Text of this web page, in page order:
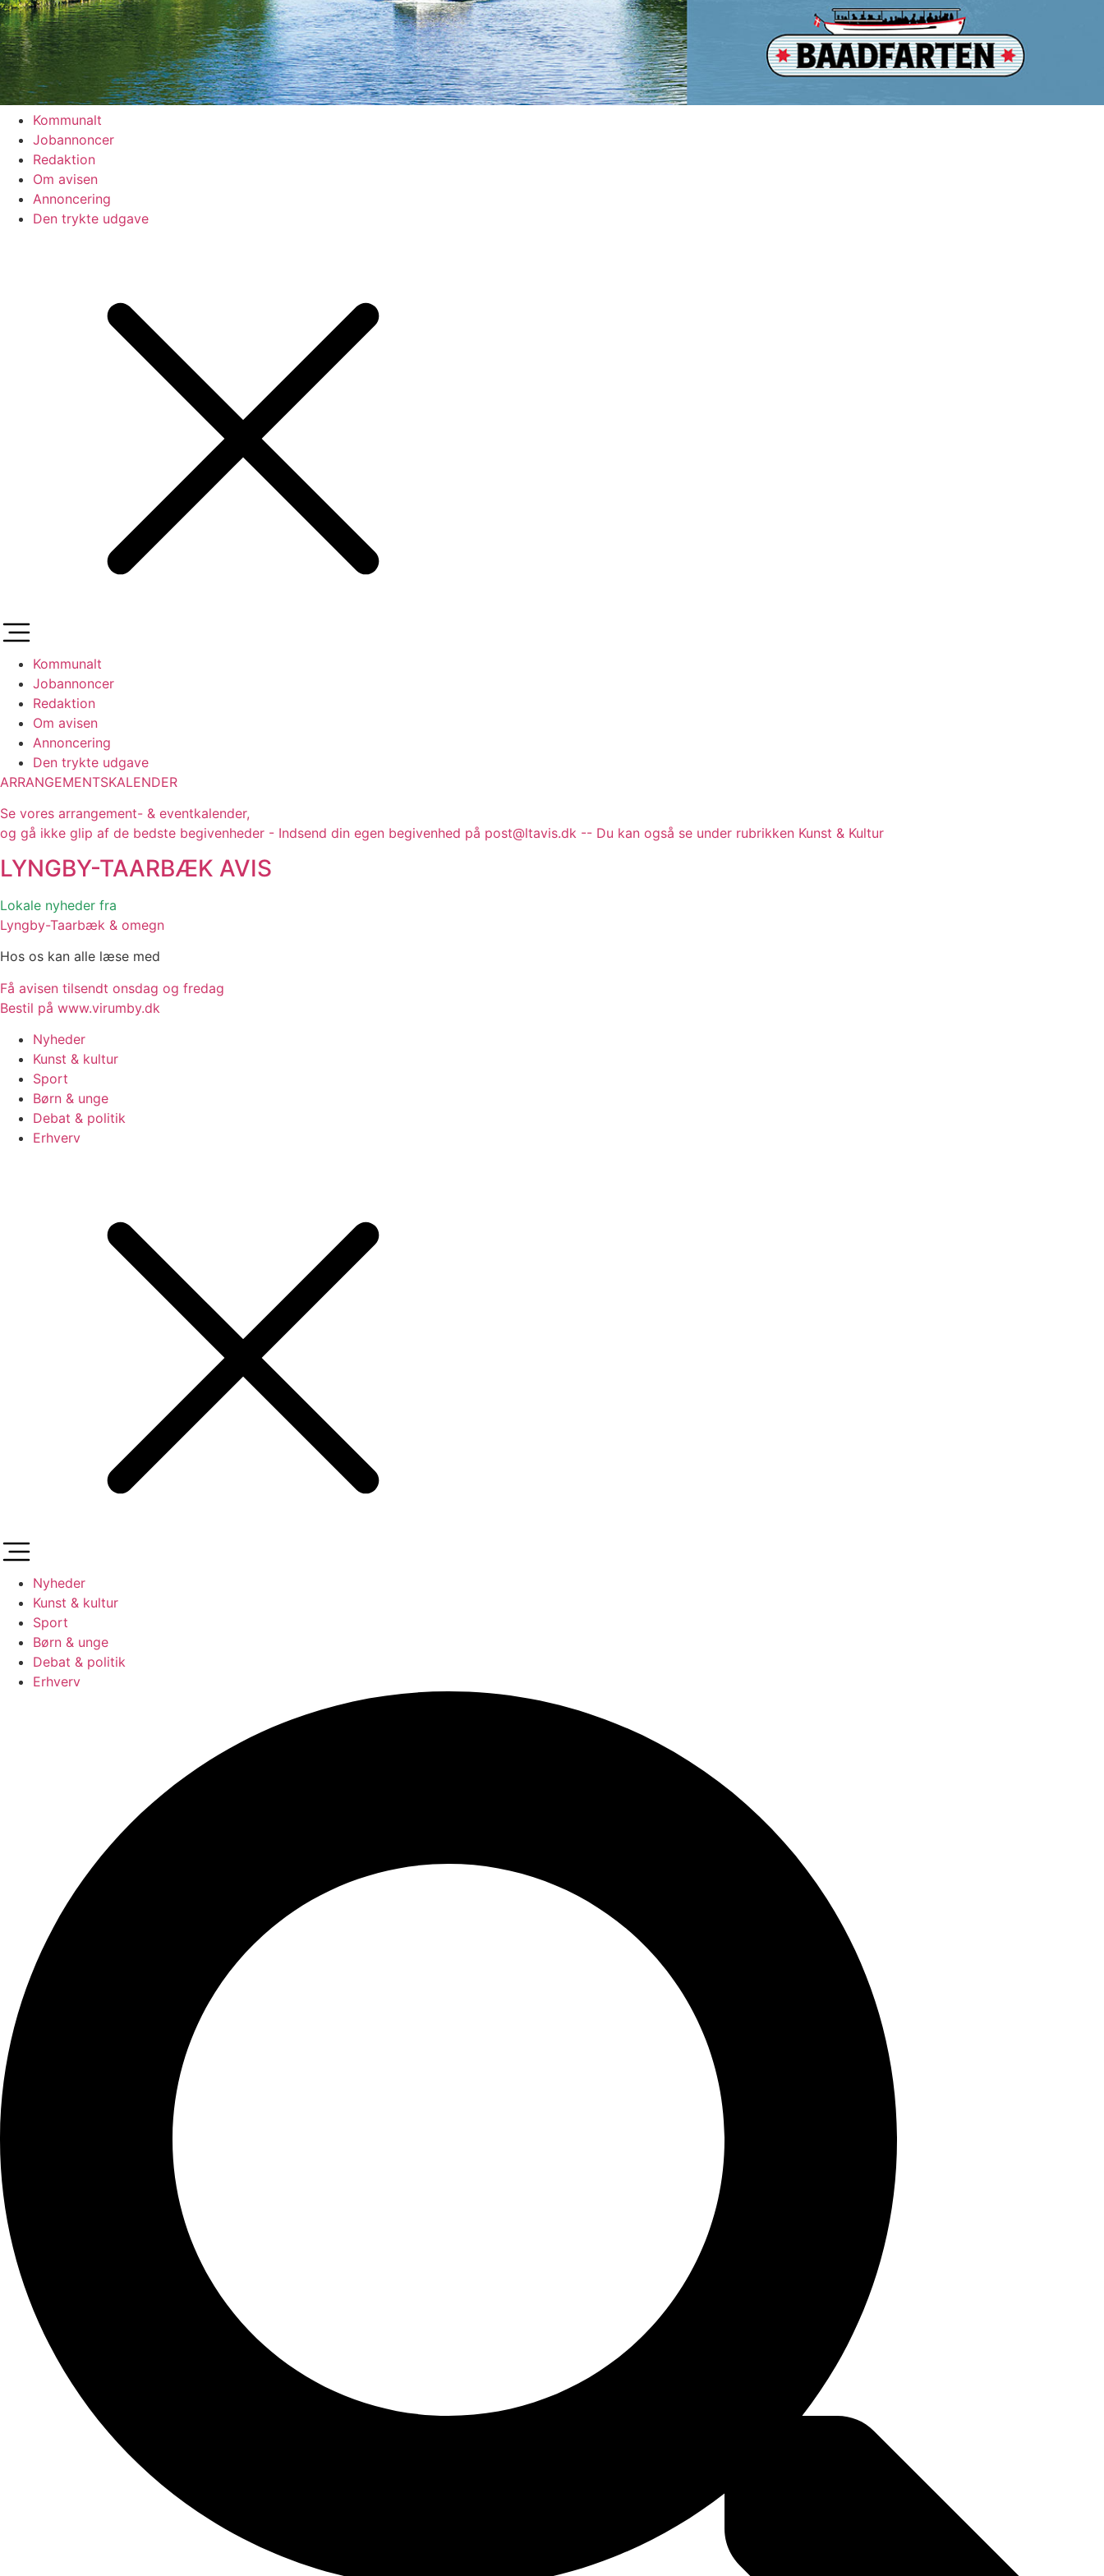
Kommunalt
Jobannoncer
Redaktion
Om avisen
Annoncering
Den trykte udgave
Kommunalt
Jobannoncer
Redaktion
Om avisen
Annoncering
Den trykte udgave
ARRANGEMENTSKALENDER
Se vores arrangement- & eventkalender,
og gå ikke glip af de bedste begivenheder - Indsend din egen begivenhed på post@ltavis.dk -- Du kan også se under rubrikken Kunst & Kultur
LYNGBY-TAARBÆK AVIS
Lokale nyheder fra
Lyngby-Taarbæk & omegn
Hos os kan alle læse med
Få avisen tilsendt onsdag og fredag
Bestil på www.virumby.dk
Nyheder
Kunst & kultur
Sport
Børn & unge
Debat & politik
Erhverv
Nyheder
Kunst & kultur
Sport
Børn & unge
Debat & politik
Erhverv